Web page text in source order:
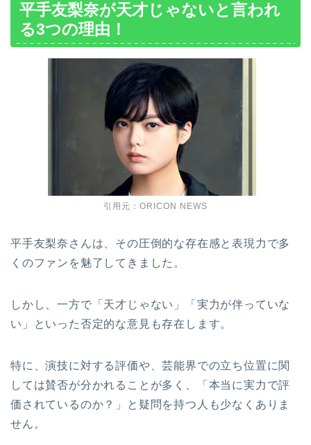
平手友梨奈が天才じゃないと言われ
る3つの理由！
引用元：ORICON NEWS
平手友梨奈さんは、その圧倒的な存在感と表現力で多
くのファンを魅了してきました。
しかし、一方で「天才じゃない」「実力が伴っていな
い」といった否定的な意見も存在します。
特に、演技に対する評価や、芸能界での立ち位置に関
しては賛否が分かれることが多く、「本当に実力で評
価されているのか？」と疑問を持つ人も少なくありま
せん。